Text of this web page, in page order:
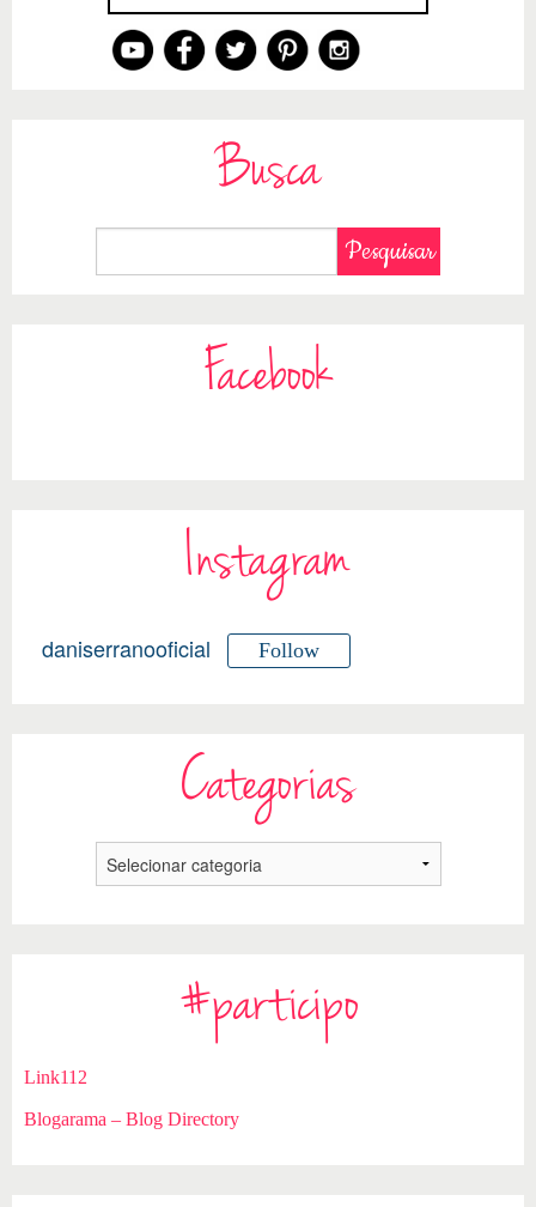
Busca
Facebook
Instagram
daniserranooficial Follow
Categorias
#participo
Link112
Blogarama – Blog Directory